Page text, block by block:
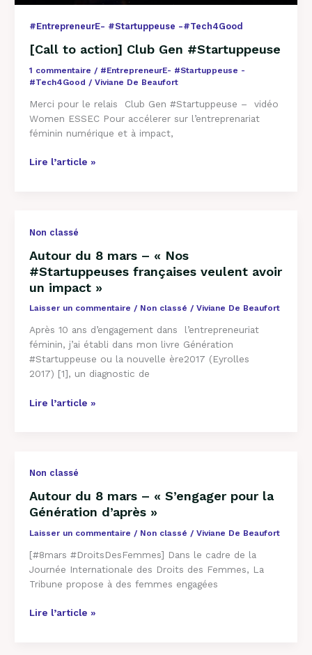
#EntrepreneurE- #Startuppeuse -#Tech4Good
[Call to action] Club Gen #Startuppeuse
1 commentaire / #EntrepreneurE- #Startuppeuse -
#Tech4Good / Viviane De Beaufort
Merci pour le relais Club Gen #Startuppeuse – vidéo
Women ESSEC Pour accélerer sur l’entreprenariat
féminin numérique et à impact,
Lire l’article »
Non classé
Autour du 8 mars – « Nos
#Startuppeuses françaises veulent avoir
un impact »
Laisser un commentaire / Non classé / Viviane De Beaufort
Après 10 ans d’engagement dans l’entrepreneuriat
féminin, j’ai établi dans mon livre Génération
#Startuppeuse ou la nouvelle ère2017 (Eyrolles
2017) [1], un diagnostic de
Autour
8
mars
–
« Nos
françaises
veulent
avoir
un
Lire l’article »
Non classé
Autour du 8 mars – « S’engager pour la
Génération d’après »
Laisser un commentaire / Non classé / Viviane De Beaufort
[#8mars #DroitsDesFemmes] Dans le cadre de la
Journée Internationale des Droits des Femmes, La
Tribune propose à des femmes engagées
Autour
8
mars
–
pour
la
Génération
Lire l’article »